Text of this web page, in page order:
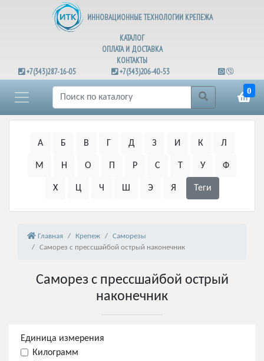
ИННОВАЦИОННЫЕ ТЕХНОЛОГИИ КРЕПЕЖА
КАТАЛОГ
ОПЛАТА И ДОСТАВКА
КОНТАКТЫ
+7(343)287-16-05
+7(343)206-40-53
0
А Б В Г Д З И К Л
М Н О П Р С Т У Ф
Х Ц Ч Ш Э Я Теги
Главная Крепеж
Саморезы
Саморез с прессшайбой острый наконечник
Саморез с прессшайбой острый
наконечник
Единица измерения
Килограмм